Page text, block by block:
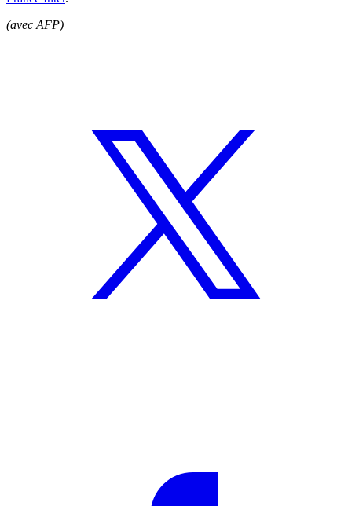
(avec AFP)